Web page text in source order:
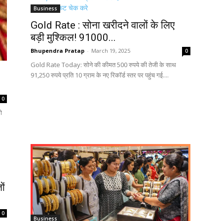
0
Business
Gold Rate : सोना खरीदने वालों के लिए
बड़ी मुश्किल! 91000...
Bhupendra Pratap - March 19, 2025 0
Gold Rate Today: सोने की कीमत 500 रुपये की तेजी के साथ
91,250 रुपये प्रति 10 ग्राम के नए रिकॉर्ड स्तर पर पहुंच गई....
0
Business